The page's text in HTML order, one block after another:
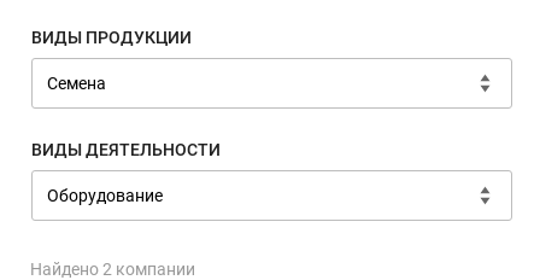
ВИДЫ ПРОДУКЦИИ
ВИДЫ ДЕЯТЕЛЬНОСТИ
Найдено 2 компании